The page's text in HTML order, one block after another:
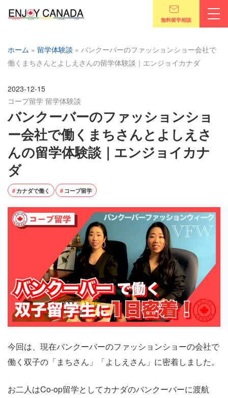
無料留学相談
ホーム » 留学体験談 » バンクーバーのファッションショー会社で
働くまちさんとよしえさんの留学体験談｜エンジョイカナダ
2023-12-15
コープ留学 留学体験談
バンクーバーのファッションショ
ー会社で働くまちさんとよしえさ
んの留学体験談｜エンジョイカナ
ダ
カナダで働く コープ留学
今回は、現在バンクーバーのファッションショーの会社で
働く双子の「まちさん」「よしえさん」に密着しました。
お二人はCo-op留学としてカナダのバンクーバーに渡航